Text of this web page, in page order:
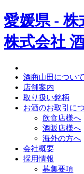
愛媛県 - 株
株式会社
酒商山田について
店舗案内
取り扱い銘柄
お酒のお取引に
飲食店様へ
酒販店様へ
海外の方へ
会社概要
採用情報
募集要項